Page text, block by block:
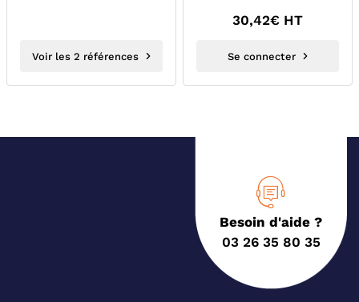
Voir les 2 références
30,42€ HT
Se connecter
Besoin d'aide ?
03 26 35 80 35